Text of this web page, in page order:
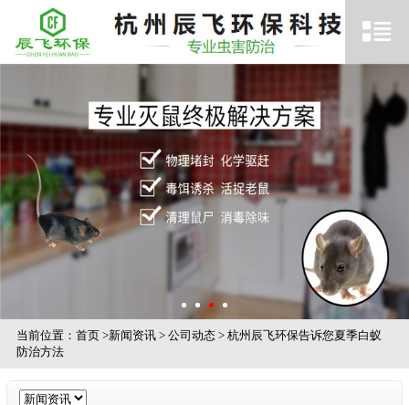
当前位置： 首页>新闻资讯> 公司动态> 杭州辰飞环保告诉您夏季白蚁
防治方法